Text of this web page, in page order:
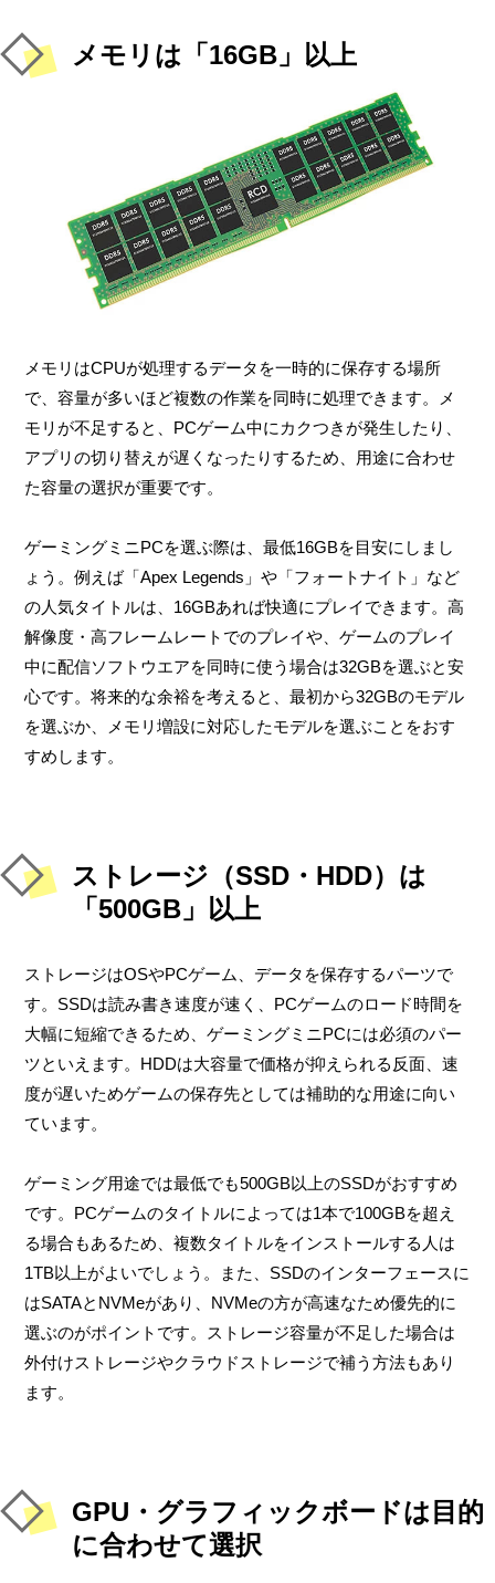
メモリは「16GB」以上
メモリはCPUが処理するデータを一時的に保存する場所
で、容量が多いほど複数の作業を同時に処理できます。メ
モリが不足すると、PCゲーム中にカクつきが発生したり、
アプリの切り替えが遅くなったりするため、用途に合わせ
た容量の選択が重要です。
ゲーミングミニPCを選ぶ際は、最低16GBを目安にしまし
ょう。例えば「Apex Legends」や「フォートナイト」など
の人気タイトルは、16GBあれば快適にプレイできます。高
解像度・高フレームレートでのプレイや、ゲームのプレイ
中に配信ソフトウエアを同時に使う場合は32GBを選ぶと安
心です。将来的な余裕を考えると、最初から32GBのモデル
を選ぶか、メモリ増設に対応したモデルを選ぶことをおす
すめします。
ストレージ（SSD・HDD）は
「500GB」以上
ストレージはOSやPCゲーム、データを保存するパーツで
す。SSDは読み書き速度が速く、PCゲームのロード時間を
大幅に短縮できるため、ゲーミングミニPCには必須のパー
ツといえます。HDDは大容量で価格が抑えられる反面、速
度が遅いためゲームの保存先としては補助的な用途に向い
ています。
ゲーミング用途では最低でも500GB以上のSSDがおすすめ
です。PCゲームのタイトルによっては1本で100GBを超え
る場合もあるため、複数タイトルをインストールする人は
1TB以上がよいでしょう。また、SSDのインターフェースに
はSATAとNVMeがあり、NVMeの方が高速なため優先的に
選ぶのがポイントです。ストレージ容量が不足した場合は
外付けストレージやクラウドストレージで補う方法もあり
ます。
GPU・グラフィックボードは目的
に合わせて選択